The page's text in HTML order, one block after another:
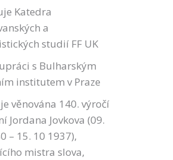
Katedra
a
studií FF UK
s Bulharským
institutem v Praze
věnována 140. výročí
Jordana Jovkova (09.
– 15. 10 1937),
mistra slova,